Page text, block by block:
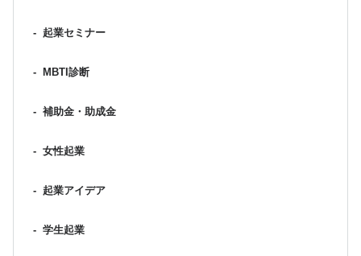
- 起業セミナー
- MBTI診断
- 補助金・助成金
- 女性起業
- 起業アイデア
- 学生起業